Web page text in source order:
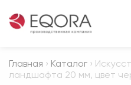
Главная › Каталог ›
ландшафта 20 мм, цвет